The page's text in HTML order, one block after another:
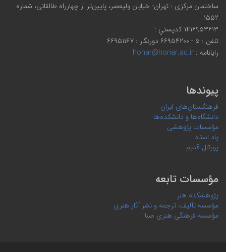
ساختمان مرکزی : تهران- خیابان ولیعصر، پایین‌تر از چهارراه طالقانی، شماره
۱۵۵۲
۱۴۱۶۹۵۳۶۱۳ كدپستي :
تلفن : ۵ - ۶۶۹۵۴۲۰۰ دورنگار : ۶۶۹۵۱۱۶۷
رایانامه :honar@honar.ac.ir
پیوندها
فرهنگستان‌های ایران
دانشگاه‌ها و دانشکده‌ها
مؤسسات پژوهشی
یاد استاد
پورتال قدیم
مؤسسات تابعه
پژوهشکده هنر
مؤسسه تألیف، ترجمه و نشر آثار هنری
مؤسسه فرهنگی هنری صبا